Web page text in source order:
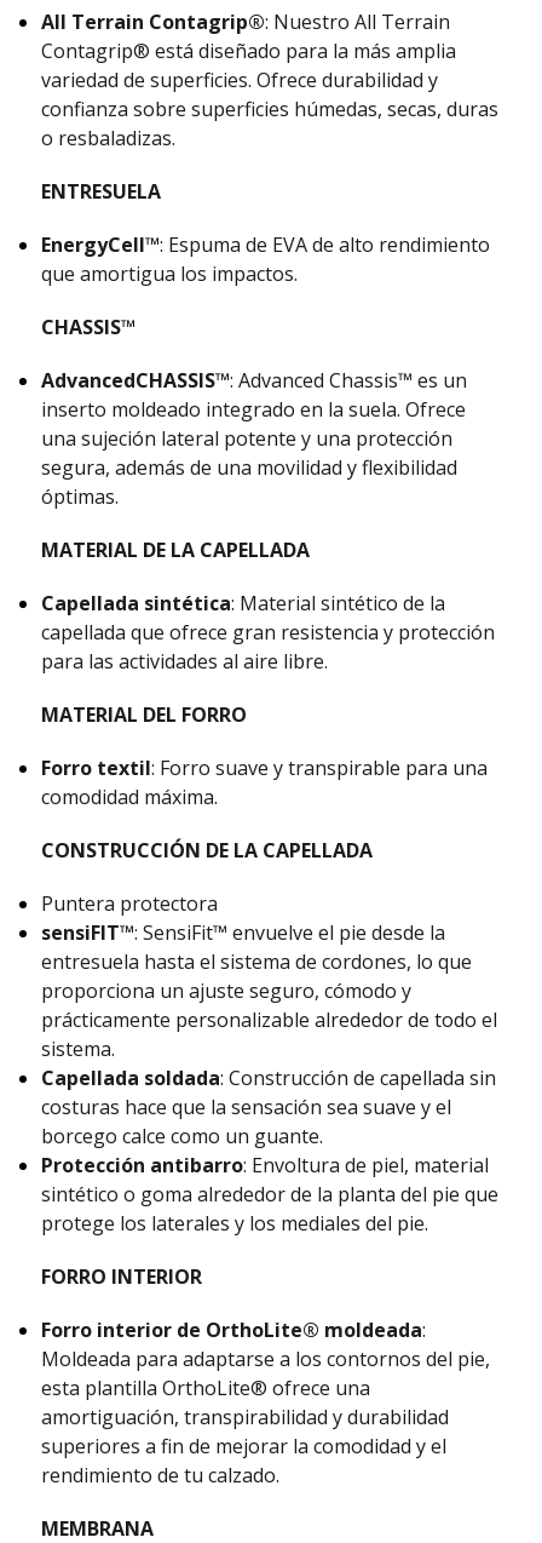
All Terrain Contagrip®: Nuestro All Terrain
Contagrip® está diseñado para la más amplia
variedad de superficies. Ofrece durabilidad y
confianza sobre superficies húmedas, secas, duras
o resbaladizas.
ENTRESUELA
EnergyCell™: Espuma de EVA de alto rendimiento
que amortigua los impactos.
CHASSIS™
AdvancedCHASSIS™: Advanced Chassis™ es un
inserto moldeado integrado en la suela. Ofrece
una sujeción lateral potente y una protección
segura, además de una movilidad y flexibilidad
óptimas.
MATERIAL DE LA CAPELLADA
Capellada sintética: Material sintético de la
capellada que ofrece gran resistencia y protección
para las actividades al aire libre.
MATERIAL DEL FORRO
Forro textil: Forro suave y transpirable para una
comodidad máxima.
CONSTRUCCIÓN DE LA CAPELLADA
Puntera protectora
sensiFIT™: SensiFit™ envuelve el pie desde la
entresuela hasta el sistema de cordones, lo que
proporciona un ajuste seguro, cómodo y
prácticamente personalizable alrededor de todo el
sistema.
Capellada soldada: Construcción de capellada sin
costuras hace que la sensación sea suave y el
borcego calce como un guante.
Protección antibarro: Envoltura de piel, material
sintético o goma alrededor de la planta del pie que
protege los laterales y los mediales del pie.
FORRO INTERIOR
Forro interior de OrthoLite® moldeada:
Moldeada para adaptarse a los contornos del pie,
esta plantilla OrthoLite® ofrece una
amortiguación, transpirabilidad y durabilidad
superiores a fin de mejorar la comodidad y el
rendimiento de tu calzado.
MEMBRANA